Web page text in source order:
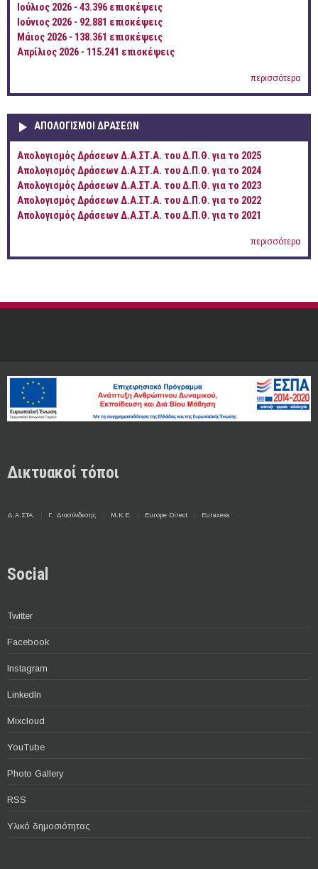
Ιούλιος 2026 - 43.396 επισκέψεις
Ιούνιος 2026 - 92.881 επισκέψεις
Μάιος 2026 - 138.361 επισκέψεις
Απρίλιος 2026 - 115.241 επισκέψεις
περισσότερα
ΑΠΟΛΟΓΙΣΜΟΊ ΔΡΆΣΕΩΝ
Απολογισμός Δράσεων Δ.Α.ΣΤ.Α. του Δ.Π.Θ. για το 2025
Απολογισμός Δράσεων Δ.Α.ΣΤ.Α. του Δ.Π.Θ. για το 2024
Απολογισμός Δράσεων Δ.Α.ΣΤ.Α. του Δ.Π.Θ. για το 2023
Απολογισμός Δράσεων Δ.Α.ΣΤ.Α. του Δ.Π.Θ. για το 2022
Απολογισμός Δράσεων Δ.Α.ΣΤ.Α. του Δ.Π.Θ. για το 2021
περισσότερα
Δικτυακοί τόποι
Δ.Α.ΣΤΑ. Γ. Διασύνδεσης Μ.Κ.Ε. Europe Direct Euraxess
Social
Twitter
Facebook
Instagram
LinkedIn
Mixcloud
YouTube
Photo Gallery
RSS
Υλικό δημοσιότητας